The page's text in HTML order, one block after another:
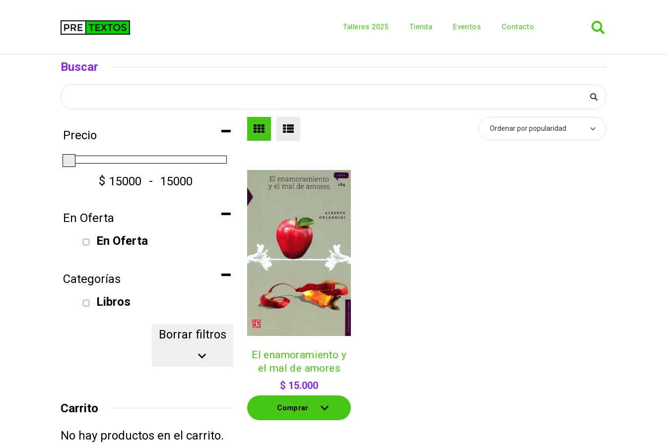
Talleres 2025 Tienda Eventos Contacto
Buscar
el enamoramiento y
el mal de amores
$ 15.000
Comprar
Precio
$ -
En Oferta
En Oferta
Categorías
Libros
Borrar filtros
Carrito
No hay productos en el carrito.